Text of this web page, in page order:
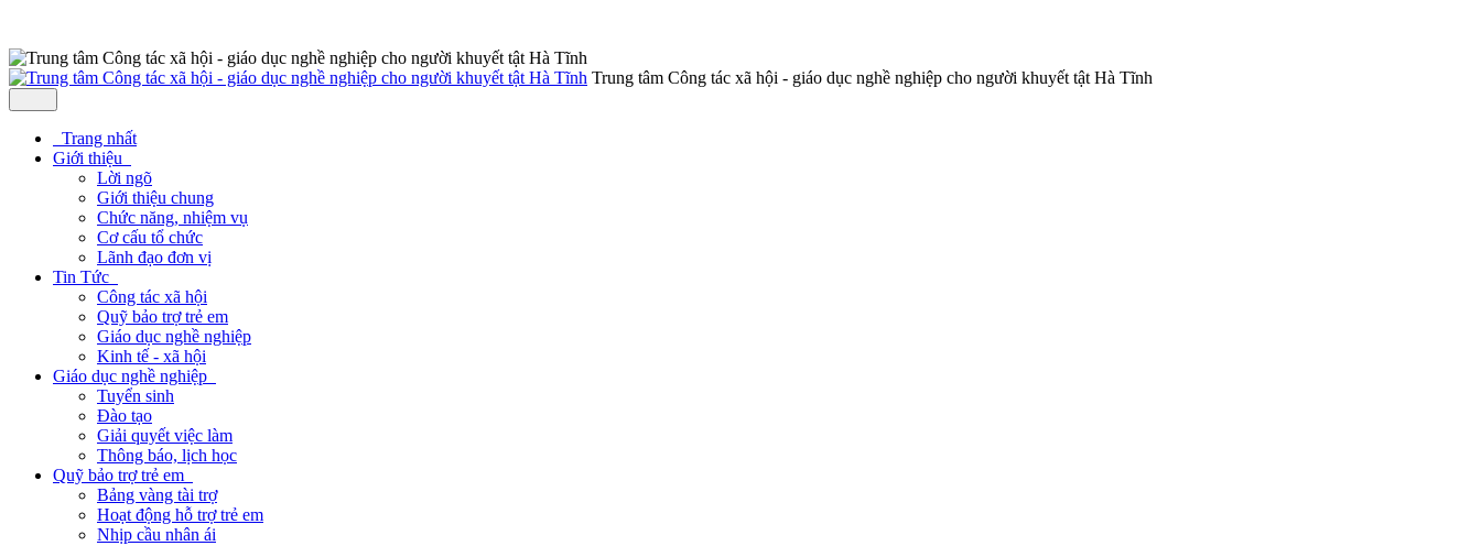
Trung tâm Công tác xã hội - giáo dục nghề nghiệp cho người khuyết tật Hà Tĩnh
Trang nhất
Giới thiệu
Lời ngõ
Giới thiệu chung
Chức năng, nhiệm vụ
Cơ cấu tổ chức
Lãnh đạo đơn vị
Tin Tức
Công tác xã hội
Quỹ bảo trợ trẻ em
Giáo dục nghề nghiệp
Kinh tế - xã hội
Giáo dục nghề nghiệp
Tuyển sinh
Đào tạo
Giải quyết việc làm
Thông báo, lịch học
Quỹ bảo trợ trẻ em
Bảng vàng tài trợ
Hoạt động hỗ trợ trẻ em
Nhịp cầu nhân ái